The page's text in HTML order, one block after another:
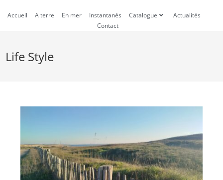
Accueil A terre En mer Instantanés Catalogue
Actualités
Contact
Life Style